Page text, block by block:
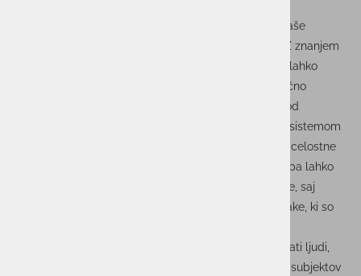
Naša prednost in moč sta v zaposlenih in v sestavi naše
ponudbe, da lahko zagotavljamo optimalne rešitve. Z znanjem
in izkušnjami zaposlenih ter izborom najboljših praks lahko
svetujemo rešitve, ki strankam zagotavljajo konkurenčno
prednost. Obvladujemo celoten spekter IKT-rešitev, od
svetovanja, načrtovanja, uvajanja rešitve do podpore sistemom
in uporabnikom, zato lahko zagotovimo stranki raven celostne
storitve, ki ji ustreza za optimalno poslovanje. Vedno pa lahko
ponudimo specialistična znanja za posamezne rešitve, saj
imamo znotraj posameznih družb v skupini strokovnjake, ki so
V skupini ACTUAL I. T. smo sposobni smiselno povezati ljudi,
naprave in fizične objekte tudi na področju poslovnih subjektov